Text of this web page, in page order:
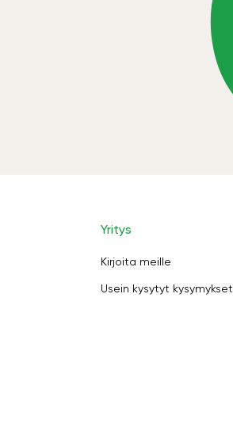
Yritys
Kirjoita meille
Usein kysytyt kysymykset